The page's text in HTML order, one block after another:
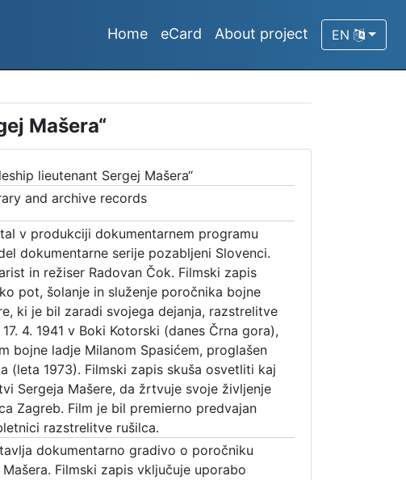
Home eCard About project EN
Mašera“
lieutenant Sergej Mašera“
and archive records
v produkciji dokumentarnem programu
dokumentarne serije pozabljeni Slovenci.
in režiser Radovan Čok. Filmski zapis
pot, šolanje in služenje poročnika bojne
ki je bil zaradi svojega dejanja, razstrelitve
4. 1941 v Boki Kotorski (danes Črna gora),
bojne ladje Milanom Spasićem, proglašen
(leta 1973). Filmski zapis skuša osvetliti kaj
Sergeja Mašere, da žrtvuje svoje življenje
Zagreb. Film je bil premierno predvajan
razstrelitve rušilca.
dokumentarno gradivo o poročniku
Filmski zapis vključuje uporabo